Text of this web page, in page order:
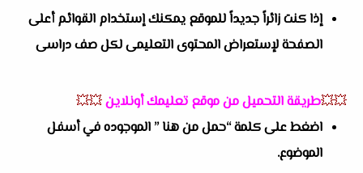
إذا كنت زائراً جديداً للموقع يمكنك إستخدام القوائم أعلى
الصفحة لإستعراض المحتوى التعليمى لكل صف دراسى
💥💥طريقة التحميل من موقع تعليمك أونلاين💥💥
اضغط على كلمة “حمل من هنا ” الموجوده في أسفل
الموضوع.